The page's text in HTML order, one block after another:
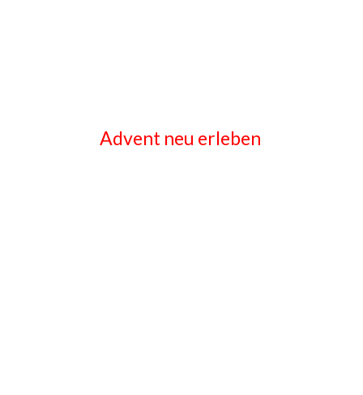
Advent neu erleben